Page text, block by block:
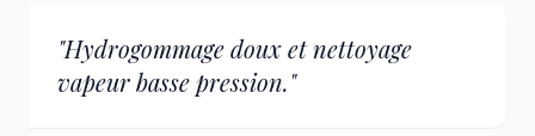
"Hydrogommage doux et nettoyage
vapeur basse pression."